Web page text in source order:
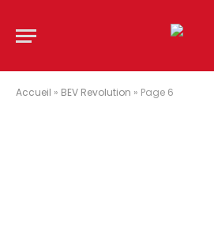
Accueil » BEV Revolution » Page 6